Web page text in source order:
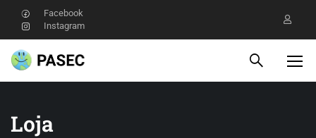
Facebook
Instagram
Loja